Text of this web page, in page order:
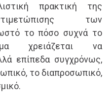
πρακτική της
των
το πόσο συχνά το
χρειάζεται να
επίπεδα συγχρόνως,
το διαπροσωπικό,